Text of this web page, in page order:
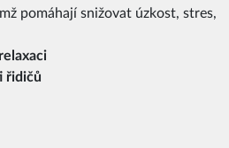
pomáhají snižovat úzkost, stres,
řidičů